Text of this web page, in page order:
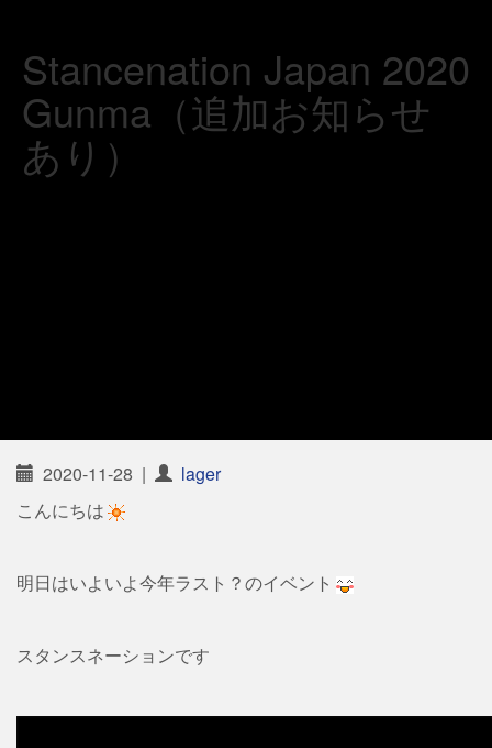
Stancenation Japan 2020
Gunma（追加お知らせ
あり）
2020-11-28 |
lager
こんにちは
明日はいよいよ今年ラスト？のイベント
スタンスネーションです